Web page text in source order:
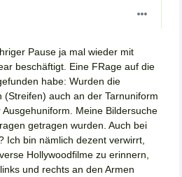
Pause ja mal wieder mit
beschäftigt. Eine FRage auf die
habe: Wurden die
(Streifen) auch an der Tarnuniform
Meine Bildersuche
getragen wurden. Auch bei
Ich bin nämlich dezent verwirrt,
Hollywoodfilme zu erinnern,
und rechts an den Armen